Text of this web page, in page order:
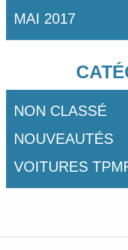
MAI 2017
NON CLASSÉ
NOUVEAUTÉS
VOITURES